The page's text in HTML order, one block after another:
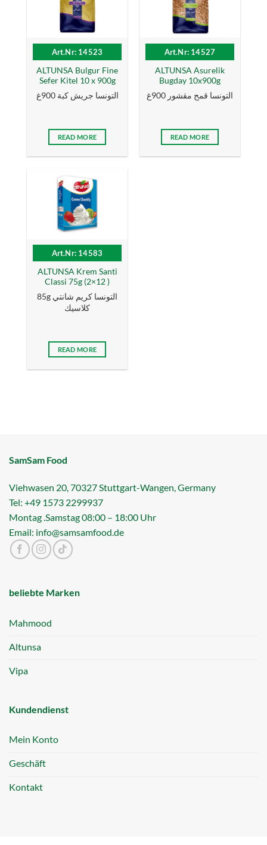
Art.Nr: 14523
ALTUNSA Bulgur Fine
Sefer Kitel 10 x 900g
التونسا جريش كبة 900غ
READ MORE
Art.Nr: 14527
ALTUNSA Asurelik
Bugday 10x900g
التونسا قمح مقشور 900غ
READ MORE
Art.Nr: 14583
ALTUNSA Krem Santi
Classi 75g (2×12 )
85g التونسا كریم شانتي
كلاسیك
READ MORE
SamSam Food
Viehwasen 20, 70327 Stuttgart-Wangen, Germany
Tel: +49 1573 2299937
Montag .Samstag 08:00 – 18:00 Uhr
Email: info@samsamfood.de
beliebte Marken
Mahmood
Altunsa
Vipa
Kundendienst
Mein Konto
Geschäft
Kontakt